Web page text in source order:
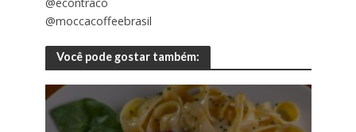
@econtraco
@moccacoffeebrasil
Você pode gostar também: